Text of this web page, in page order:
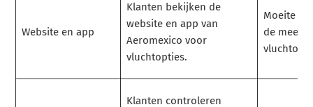
Website en app
Klanten bekijken de
website en app van
Aeromexico voor
vluchtopties.
Moeite
de meest
Klanten controleren